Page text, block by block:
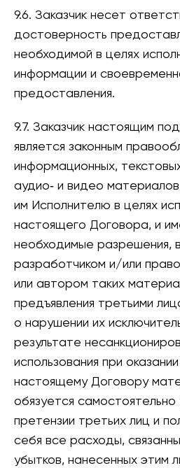
9.6. Заказчик несет
достоверность
необходимой в целях
информации и
предоставления.
9.7. Заказчик настоящим
является законным
информационных,
аудио‑ и видео
им Исполнителю в целях
настоящего Договора, и
необходимые разрешения,
разработчиком и/или
или автором таких
предъявления третьими
о нарушении их
результате
использования при
настоящему Договору
обязуется самостоятельно
претензии третьих лиц и
себя все расходы,
убытков, нанесенных этим